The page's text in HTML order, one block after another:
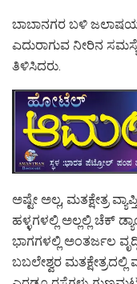
ಬಾಬಾನಗರ ಬಳಿ
ಎದುರಾಗುವ ನೀರಿನ
ತಿಳಿಸಿದರು.
ಅಷ್ಟೇ ಅಲ್ಲ, ಮತಕ್ಷೇತ್ರ
ಹಳ್ಳಗಳಲ್ಲಿ ಅಲ್ಲಲ್ಲಿ ಚೆಕ್
ಭಾಗಗಳಲ್ಲಿ ಅಂತರ್ಜಲ
ಬಬಲೇಶ್ವರ